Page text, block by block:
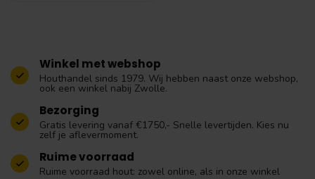
Winkel met webshop
Houthandel sinds 1979. Wij hebben naast onze webshop,
ook een winkel nabij Zwolle.
Bezorging
Gratis levering vanaf €1750,- Snelle levertijden. Kies nu
zelf je aflevermoment.
Ruime voorraad
Ruime voorraad hout: zowel online, als in onze winkel